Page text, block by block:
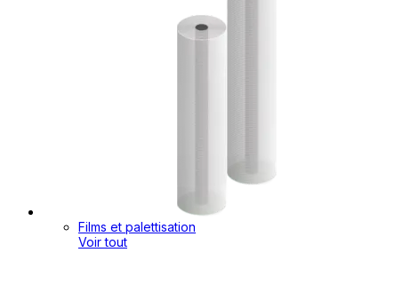
Films et palettisation
Voir tout